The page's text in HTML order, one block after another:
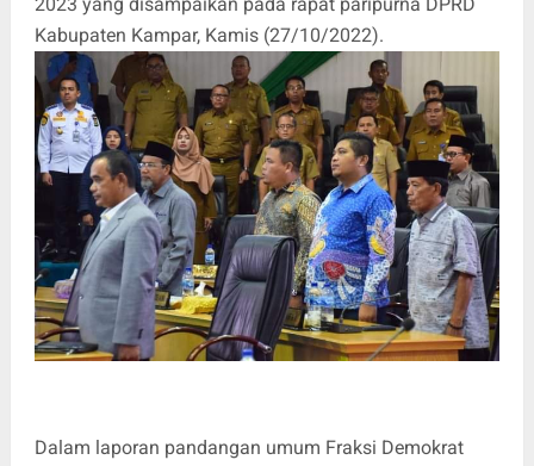
Kabupaten Kampar, Kamis (27/10/2022).
Dalam laporan pandangan umum Fraksi Demokrat